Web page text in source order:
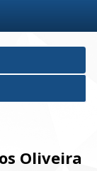
Oliveira